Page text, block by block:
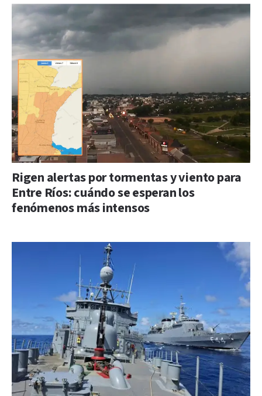
Rigen alertas por tormentas y viento para
Entre Ríos: cuándo se esperan los
fenómenos más intensos